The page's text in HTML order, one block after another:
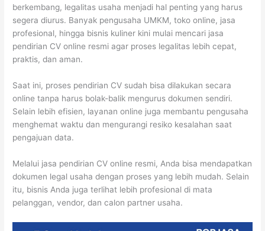
berkembang, legalitas usaha menjadi hal penting yang harus
segera diurus. Banyak pengusaha UMKM, toko online, jasa
profesional, hingga bisnis kuliner kini mulai mencari jasa
pendirian CV online resmi agar proses legalitas lebih cepat,
praktis, dan aman.
Saat ini, proses pendirian CV sudah bisa dilakukan secara
online tanpa harus bolak-balik mengurus dokumen sendiri.
Selain lebih efisien, layanan online juga membantu pengusaha
menghemat waktu dan mengurangi resiko kesalahan saat
pengajuan data.
Melalui jasa pendirian CV online resmi, Anda bisa mendapatkan
dokumen legal usaha dengan proses yang lebih mudah. Selain
itu, bisnis Anda juga terlihat lebih profesional di mata
pelanggan, vendor, dan calon partner usaha.